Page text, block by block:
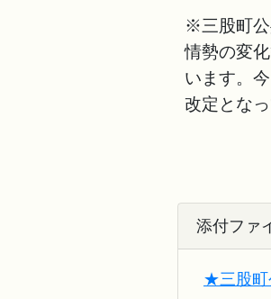
※三股町公
情勢の変
います。
改定となっ
添付ファ
★三股町